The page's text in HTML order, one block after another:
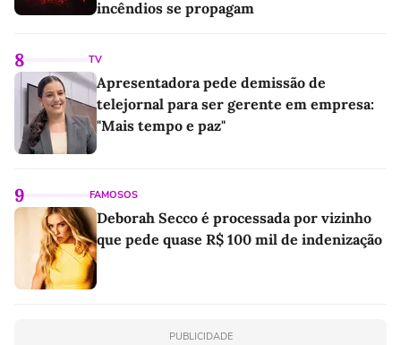
incêndios se propagam
8 TV
Apresentadora pede demissão de
telejornal para ser gerente em empresa:
"Mais tempo e paz"
9 FAMOSOS
Deborah Secco é processada por vizinho
que pede quase R$ 100 mil de indenização
PUBLICIDADE